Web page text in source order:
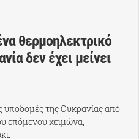
θερμοηλεκτρικό
δεν έχει μείνει
υποδομές της Ουκρανίας από
επόμενου χειμώνα,